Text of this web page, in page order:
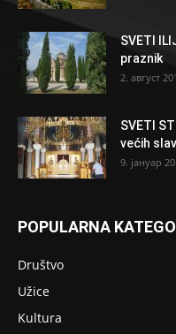
SVETI
praznik
2. август
SVETI
većih
9. јануар
POPULARNA
Društvo
Užice
Kultura